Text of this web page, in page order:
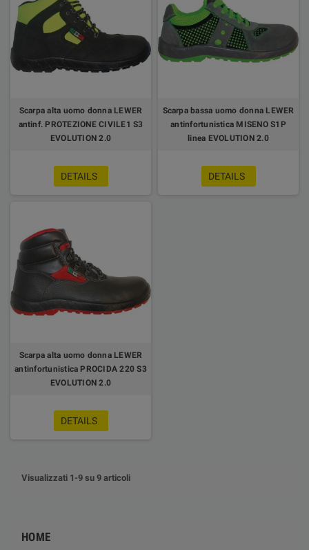
HOME
Scarpa alta uomo donna LEWER
antinf. PROTEZIONE CIVILE1 S3
EVOLUTION 2.0
DETAILS
Scarpa bassa uomo donna LEWER
antinfortunistica MISENO S1P
linea EVOLUTION 2.0
DETAILS
Scarpa alta uomo donna LEWER
antinfortunistica PROCIDA 220 S3
EVOLUTION 2.0
DETAILS
Visualizzati 1-9 su 9 articoli